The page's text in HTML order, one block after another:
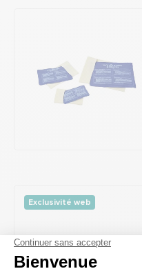
Exclusivité web